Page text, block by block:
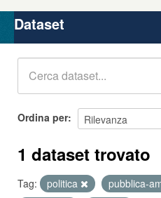
Organizzazioni
Gruppi
Dataset
Ordina per
1 dataset trovato
Tag: politica
pubblica-